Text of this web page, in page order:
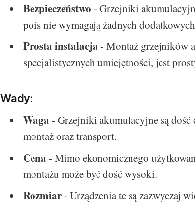
Bezpieczeństwo - Grzejniki
pois nie wymagają żadnych
Prosta instalacja - Montaż grzejników
specjalistycznych umiejętności, jest
Wady:
Waga - Grzejniki akumulacyjne są
montaż oraz transport.
Cena - Mimo ekonomicznego
montażu może być dość wysoki.
Rozmiar- Urządzenia te są zazwyczaj